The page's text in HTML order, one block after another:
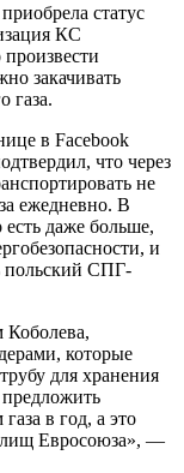
статус
КС
закачивать
газа.
в Facebook
что через
не
ежедневно. В
даже больше,
и
польский СПГ-
Коболева,
которые
для хранения
в год, а это
Евросоюза», —